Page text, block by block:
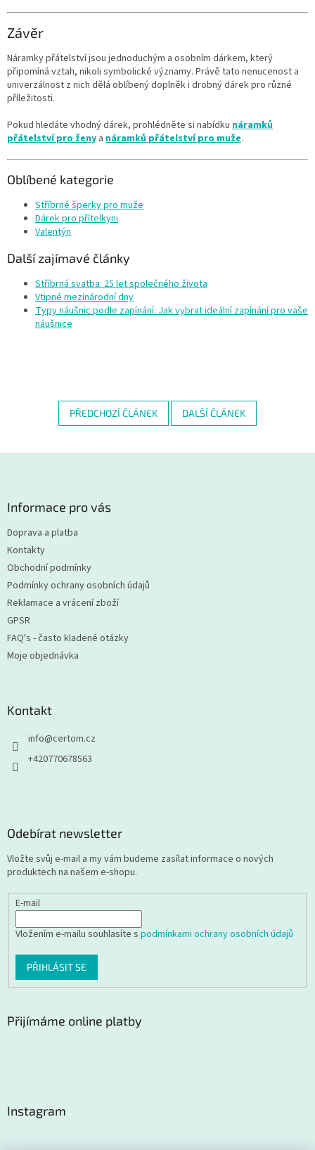
Závěr
Náramky přátelství jsou jednoduchým a osobním dárkem, který
připomíná vztah, nikoli symbolické významy. Právě tato nenucenost a
univerzálnost z nich dělá oblíbený doplněk i drobný dárek pro různé
příležitosti.
Pokud hledáte vhodný dárek, prohlédněte si nabídku náramků
přátelství pro ženy a náramků přátelství pro muže.
Oblíbené kategorie
Stříbrné šperky pro muže
Dárek pro přítelkyni
Valentýn
Další zajímavé články
Stříbrná svatba: 25 let společného života
Vtipné mezinárodní dny
Typy náušnic podle zapínání: Jak vybrat ideální zapínání pro vaše
náušnice
PŘEDCHOZÍ ČLÁNEK DALŠÍ ČLÁNEK
Informace pro vás
Doprava a platba
Kontakty
Obchodní podmínky
Podmínky ochrany osobních údajů
Reklamace a vrácení zboží
GPSR
FAQ's - často kladené otázky
Moje objednávka
Kontakt
info@certom.cz
+420770678563
Odebírat newsletter
Vložte svůj e-mail a my vám budeme zasílat informace o nových
produktech na našem e-shopu.
E-mail
Vložením e-mailu souhlasíte s podmínkami ochrany osobních údajů
PŘIHLÁSIT SE
Přijímáme online platby
Instagram